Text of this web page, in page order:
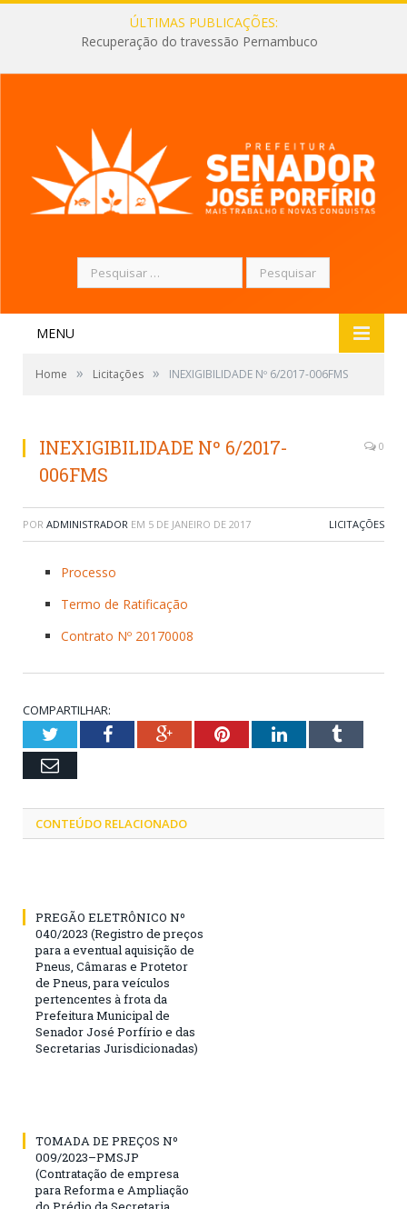
ÚLTIMAS PUBLICAÇÕES:
Recuperação do travessão Pernambuco
Pesquisar
por:
MENU
Home » Licitações » INEXIGIBILIDADE Nº 6/2017-006FMS
INEXIGIBILIDADE Nº 6/2017-
006FMS
0
POR ADMINISTRADOR EM 5 DE JANEIRO DE 2017 LICITAÇÕES
Processo
Termo de Ratificação
Contrato Nº 20170008
COMPARTILHAR:
TwitterFacebookGoogle+PinterestLinkedInTumblr
Email
CONTEÚDO RELACIONADO
PREGÃO ELETRÔNICO Nº
040/2023 (Registro de preços
para a eventual aquisição de
Pneus, Câmaras e Protetor
de Pneus, para veículos
pertencentes à frota da
Prefeitura Municipal de
Senador José Porfírio e das
Secretarias Jurisdicionadas)
TOMADA DE PREÇOS Nº
009/2023–PMSJP
(Contratação de empresa
para Reforma e Ampliação